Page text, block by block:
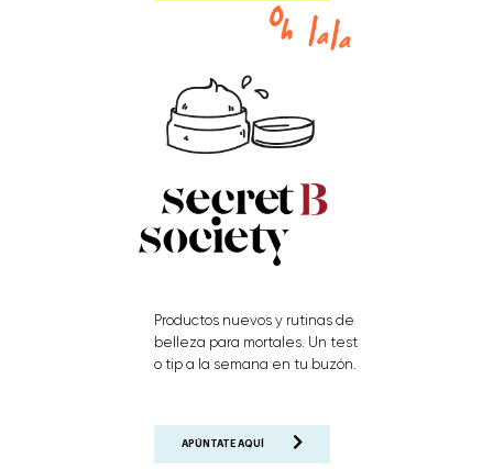
Productos nuevos y rutinas de
belleza para mortales. Un test
o tip a la semana en tu buzón.
APÚNTATE AQUÍ